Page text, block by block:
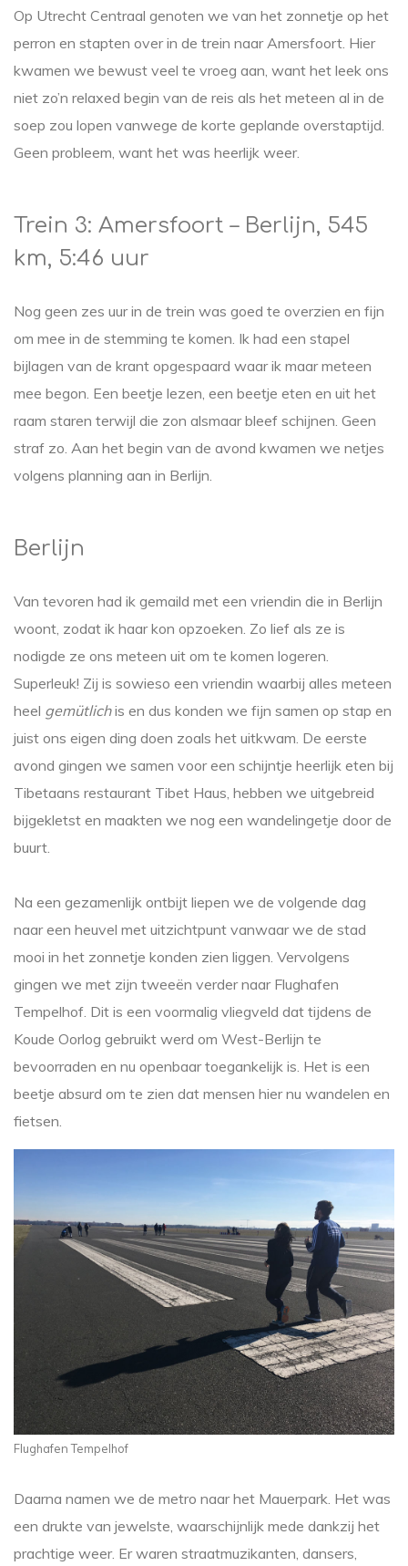
Op Utrecht Centraal genoten we van het zonnetje op het
perron en stapten over in de trein naar Amersfoort. Hier
kwamen we bewust veel te vroeg aan, want het leek ons
niet zo’n relaxed begin van de reis als het meteen al in de
soep zou lopen vanwege de korte geplande overstaptijd.
Geen probleem, want het was heerlijk weer.
Trein 3: Amersfoort – Berlijn, 545
km, 5:46 uur
Nog geen zes uur in de trein was goed te overzien en fijn
om mee in de stemming te komen. Ik had een stapel
bijlagen van de krant opgespaard waar ik maar meteen
mee begon. Een beetje lezen, een beetje eten en uit het
raam staren terwijl die zon alsmaar bleef schijnen. Geen
straf zo. Aan het begin van de avond kwamen we netjes
volgens planning aan in Berlijn.
Berlijn
Van tevoren had ik gemaild met een vriendin die in Berlijn
woont, zodat ik haar kon opzoeken. Zo lief als ze is
nodigde ze ons meteen uit om te komen logeren.
Superleuk! Zij is sowieso een vriendin waarbij alles meteen
heel gemütlichis en dus konden we fijn samen op stap en
juist ons eigen ding doen zoals het uitkwam. De eerste
avond gingen we samen voor een schijntje heerlijk eten bij
Tibetaans restaurant Tibet Haus, hebben we uitgebreid
bijgekletst en maakten we nog een wandelingetje door de
buurt.
Na een gezamenlijk ontbijt liepen we de volgende dag
naar een heuvel met uitzichtpunt vanwaar we de stad
mooi in het zonnetje konden zien liggen. Vervolgens
gingen we met zijn tweeën verder naar Flughafen
Tempelhof. Dit is een voormalig vliegveld dat tijdens de
Koude Oorlog gebruikt werd om West-Berlijn te
bevoorraden en nu openbaar toegankelijk is. Het is een
beetje absurd om te zien dat mensen hier nu wandelen en
fietsen.
Flughafen Tempelhof
Daarna namen we de metro naar het Mauerpark. Het was
een drukte van jewelste, waarschijnlijk mede dankzij het
prachtige weer. Er waren straatmuzikanten, dansers,